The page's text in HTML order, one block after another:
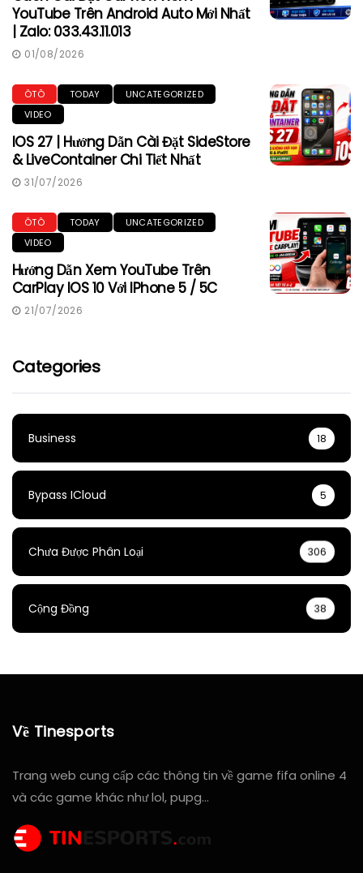
YouTube Trên Android Auto Mới Nhất
| Zalo: 033.43.11.013
01/08/2026
ÔTÔ TODAY
UNCATEGORIZED
VIDEO
IOS 27 | Hướng Dẫn Cài Đặt SideStore
& LiveContainer Chi Tiết Nhất
31/07/2026
ÔTÔ TODAY
UNCATEGORIZED
VIDEO
Hướng Dẫn Xem YouTube Trên
CarPlay IOS 10 Với IPhone 5 / 5C
21/07/2026
Categories
Business 18
Bypass ICloud 5
Chưa Được Phân Loại 306
Cộng Đồng 38
Về Tinesports
Trang web cung cấp các thông tin về game fifa online 4
và các game khác như lol, pupg…